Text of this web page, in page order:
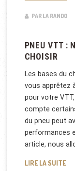
PAR LA RANDO
PNEU VTT :
CHOISIR
Les bases du
vous apprêtez
pour votre
compte
du pneu peut
performances
article, nous
LIRE LA SUITE